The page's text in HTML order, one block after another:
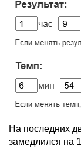
На последних
замедлился на